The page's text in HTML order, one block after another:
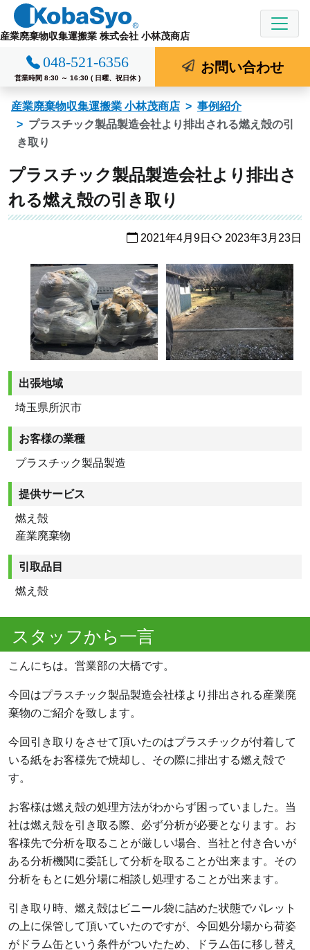
テ
プ
産業廃棄物収集運搬業 株式会社 小林茂商店
048-521-6356
営業時間 8:30 ～ 16:30 ( 日曜、祝日休 )
お問い合わせ
産業廃棄物収集運搬業 小林茂商店
事例紹介
プラスチック製品製造会社より排出される燃え殻の引
き取り
プラスチック製品製造会社より排出さ
れる燃え殻の引き取り
2021年4月9日 2023年3月23日
出張地域
埼玉県所沢市
お客様の業種
プラスチック製品製造
提供サービス
燃え殻
産業廃棄物
引取品目
燃え殻
スタッフから一言
こんにちは。営業部の大橋です。
今回はプラスチック製品製造会社様より排出される産業廃
棄物のご紹介を致します。
今回引き取りをさせて頂いたのはプラスチックが付着して
いる紙をお客様先で焼却し、その際に排出する燃え殻で
す。
お客様は燃え殻の処理方法がわからず困っていました。当
社は燃え殻を引き取る際、必ず分析が必要となります。お
客様先で分析を取ることが厳しい場合、当社と付き合いが
ある分析機関に委託して分析を取ることが出来ます。その
分析をもとに処分場に相談し処理することが出来ます。
引き取り時、燃え殻はビニール袋に詰めた状態でパレット
の上に保管して頂いていたのですが、今回処分場から荷姿
がドラム缶という条件がついたため、ドラム缶に移し替え